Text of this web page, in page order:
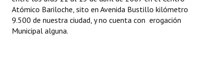
Atómico Bariloche, sito en Avenida Bustillo kilómetro
9.500 de nuestra ciudad, y no cuenta con erogación
Municipal alguna.